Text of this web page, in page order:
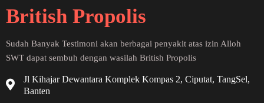
British Propolis
Sudah Banyak Testimoni akan berbagai penyakit atas izin Alloh
SWT dapat sembuh dengan wasilah British Propolis
Jl Kihajar Dewantara Komplek Kompas 2, Ciputat, TangSel,
Banten